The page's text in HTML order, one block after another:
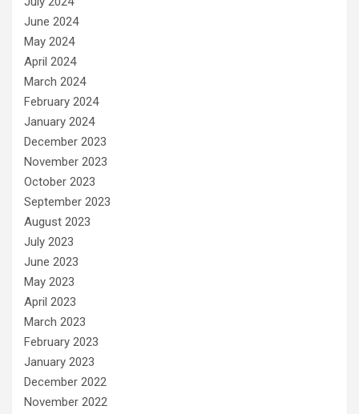
June 2024
May 2024
April 2024
March 2024
February 2024
January 2024
December 2023
November 2023
October 2023
September 2023
August 2023
July 2023
June 2023
May 2023
April 2023
March 2023
February 2023
January 2023
December 2022
November 2022